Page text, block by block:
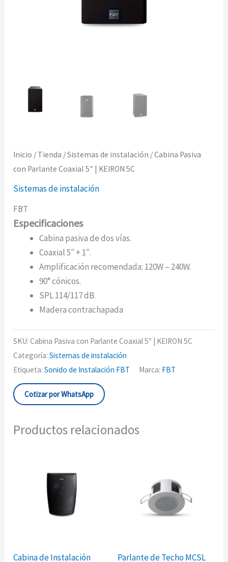
Inicio / Tienda /Sistemas de instalación / Cabina Pasiva
con Parlante Coaxial 5″ | KEIRON 5C
Sistemas de instalación
FBT
Especificaciones
Cabina pasiva de dos vías.
Coaxial 5″ + 1″.
Amplificación recomendada: 120W – 240W.
90° cónicos.
SPL 114/117 dB.
Madera contrachapada
SKU:Cabina Pasiva con Parlante Coaxial 5" | KEIRON 5C
Categoría:Sistemas de instalación
Etiqueta:Sonido de Instalación FBT Marca: FBT
Cotizar por WhatsApp
Productos relacionados
Cabina de Instalación
Parlante de Techo MCSL